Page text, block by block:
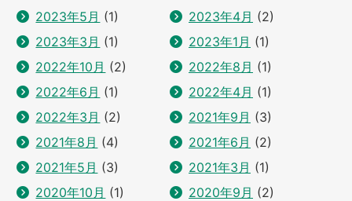
2023年5月 (1) 2023年4月 (2)
2023年3月 (1) 2023年1月 (1)
2022年10月 (2) 2022年8月 (1)
2022年6月 (1) 2022年4月 (1)
2022年3月 (2) 2021年9月 (3)
2021年8月 (4) 2021年6月 (2)
2021年5月 (3) 2021年3月 (1)
2020年10月 (1) 2020年9月 (2)